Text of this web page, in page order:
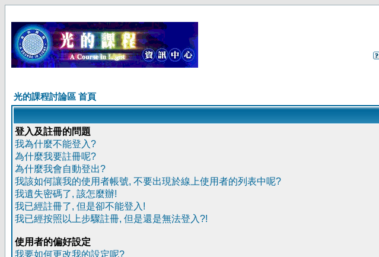
光的課程討論區 首頁
登入及註冊的問題
我為什麼不能登入?
為什麼我要註冊呢?
為什麼我會自動登出?
我該如何讓我的使用者帳號, 不要出現於線上使用者的列表中呢?
我遺失密碼了, 該怎麼辦!
我已經註冊了, 但是卻不能登入!
我已經按照以上步驟註冊, 但是還是無法登入?!
使用者的偏好設定
我要如何更改我的設定呢?